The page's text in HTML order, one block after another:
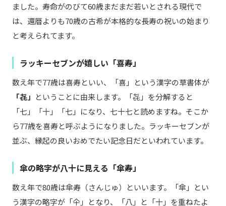
ました。寿命がのびて60歳まだまだ若いとされる現代で
は、還暦よりも70歳の古希が本格的な長寿の祝いの始まり
と考えられてます。
ラッキーセブンが嬉しい「喜寿」
数え年で77歳は喜寿といい、「喜」という漢字の草書体が
「㐂」 ということに由来します。「㐂」を分解すると
「七」「十」「七」になり、七十七と読めますね。そこか
ら77歳を喜寿と呼ぶようになりました。ラッキーセブンが
並ぶ、縁起の良いおめでたい記念日だといわれています。
傘の略字が八十に見える「傘寿」
数え年で80歳は傘寿（さんじゅ）といいます。「傘」とい
う漢字の略字が「仐」となり、「八」と「十」を重ねたよ